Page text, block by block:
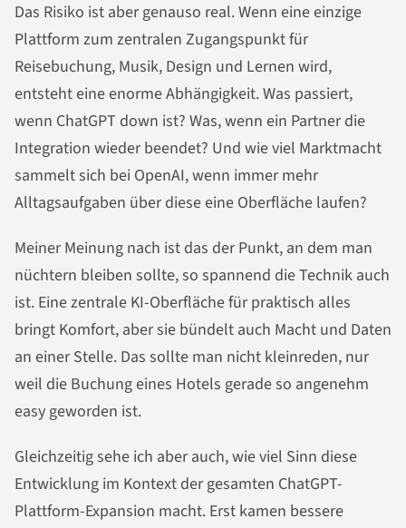
Das Risiko ist aber genauso real. Wenn eine einzige
Plattform zum zentralen Zugangspunkt für
Reisebuchung, Musik, Design und Lernen wird,
entsteht eine enorme Abhängigkeit. Was passiert,
wenn ChatGPT down ist? Was, wenn ein Partner die
Integration wieder beendet? Und wie viel Marktmacht
sammelt sich bei OpenAI, wenn immer mehr
Alltagsaufgaben über diese eine Oberfläche laufen?
Meiner Meinung nach ist das der Punkt, an dem man
nüchtern bleiben sollte, so spannend die Technik auch
ist. Eine zentrale KI-Oberfläche für praktisch alles
bringt Komfort, aber sie bündelt auch Macht und Daten
an einer Stelle. Das sollte man nicht kleinreden, nur
weil die Buchung eines Hotels gerade so angenehm
easy geworden ist.
Gleichzeitig sehe ich aber auch, wie viel Sinn diese
Entwicklung im Kontext der gesamten ChatGPT-
Plattform-Expansion macht. Erst kamen bessere